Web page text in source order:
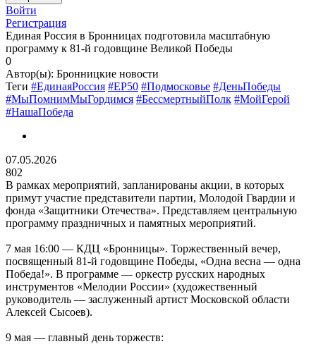
Войти
Регистрация
Единая Россия в Бронницах подготовила масштабную
программу к 81-й годовщине Великой Победы
0
Автор(ы): Бронницкие новости
Теги #ЕдинаяРоссия #ЕР50 #Подмосковье #ДеньПобеды
#МыПомнимМыГордимся #БессмертныйПолк #МойГерой
#НашаПобеда
07.05.2026
802
В рамках мероприятий, запланированы акции, в которых
примут участие представители партии, Молодой Гвардии и
фонда «Защитники Отечества». Представляем центральную
программу праздничных и памятных мероприятий.
7 мая 16:00 — КДЦ «Бронницы». Торжественный вечер,
посвященный 81-й годовщине Победы, «Одна весна — одна
Победа!». В программе — оркестр русских народных
инструментов «Мелодии России» (художественный
руководитель — заслуженный артист Московской области
Алексей Сысоев).
9 мая — главный день торжеств: